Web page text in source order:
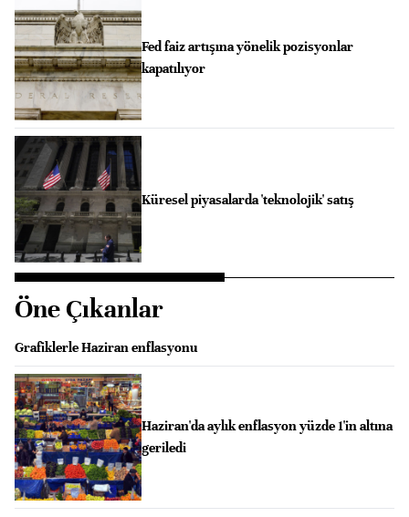
Fed faiz artışına yönelik pozisyonlar
kapatılıyor
Küresel piyasalarda 'teknolojik' satış
Öne Çıkanlar
Grafiklerle Haziran enflasyonu
Haziran'da aylık enflasyon yüzde 1'in altına
geriledi